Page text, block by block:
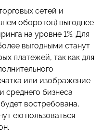
сетей и
оборотов) выгоднее
на уровне 1%. Для
выгодными станут
платежей, так как для
или изображение
среднего бизнеса
востребована,
ею пользоваться